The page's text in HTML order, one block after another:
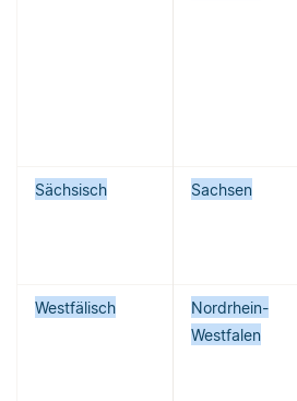
Sächsisch Sachsen
Westfälisch
Nordrhein-
Westfalen